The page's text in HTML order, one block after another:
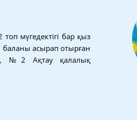
мүгедектігі бар қыз
баланы асырап отырған
№2 Ақтау қалалық